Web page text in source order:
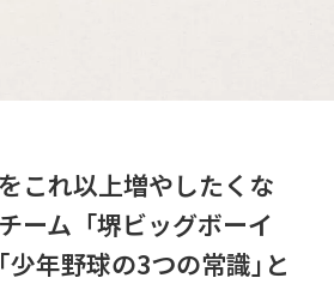
これ以上増やしたくな
ーム「堺ビッグボーイ
年野球の3つの常識｣と